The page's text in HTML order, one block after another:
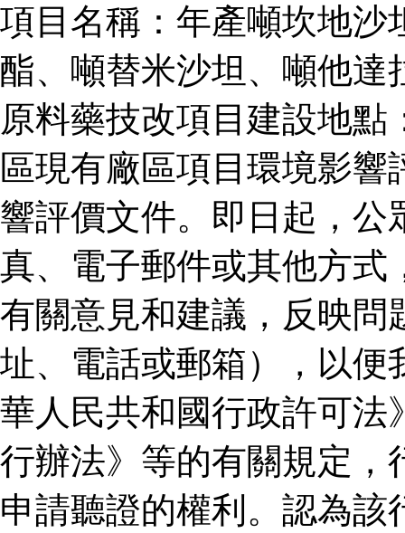
項目名稱：年產噸坎地沙
酯、噸替米沙坦、噸他達
原料藥技改項目建設地
區現有廠區項目環境影
響評價文件。即日起，公
真、電子郵件或其他方式
有關意見和建議，反映問
址、電話或郵箱），以便
華人民共和國行政許可法
行辦法》等的有關規定，
申請聽證的權利。認為